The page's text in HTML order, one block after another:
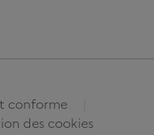
conforme
des cookies